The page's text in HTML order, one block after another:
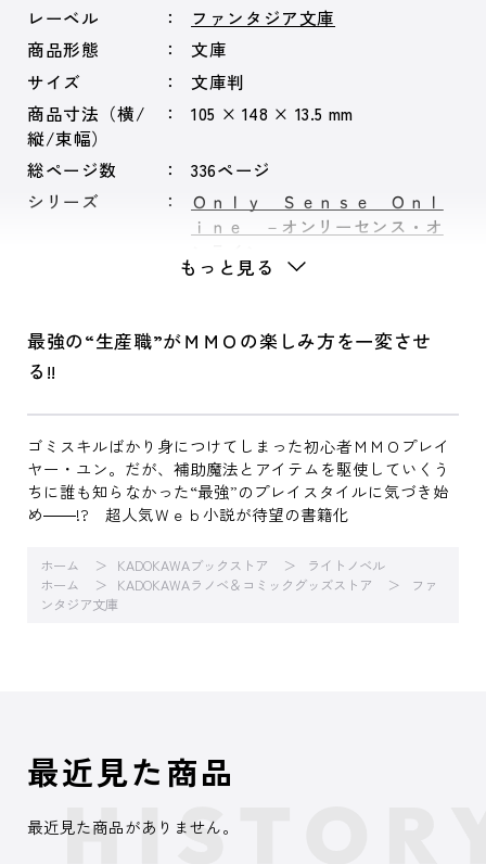
レーベル
ファンタジア文庫
商品形態
文庫
サイズ
文庫判
商品寸法（横/
縦/束幅）
105 × 148 × 13.5 mm
総ページ数
336ページ
シリーズ
Ｏｎｌｙ Ｓｅｎｓｅ Ｏｎｌ
ｉｎｅ －オンリーセンス・オ
もっと見る
最強の“生産職”がＭＭＯの楽しみ方を一変させ
る!!
ゴミスキルばかり身につけてしまった初心者ＭＭＯプレイ
ヤー・ユン。だが、補助魔法とアイテムを駆使していくう
ちに誰も知らなかった“最強”のプレイスタイルに気づき始
め――!? 超人気Ｗｅｂ小説が待望の書籍化
ホーム KADOKAWAブックストア
ライトノベル
ホーム
KADOKAWAラノベ＆コミックグッズストア
ファ
ンタジア文庫
最近見た商品
最近見た商品がありません。